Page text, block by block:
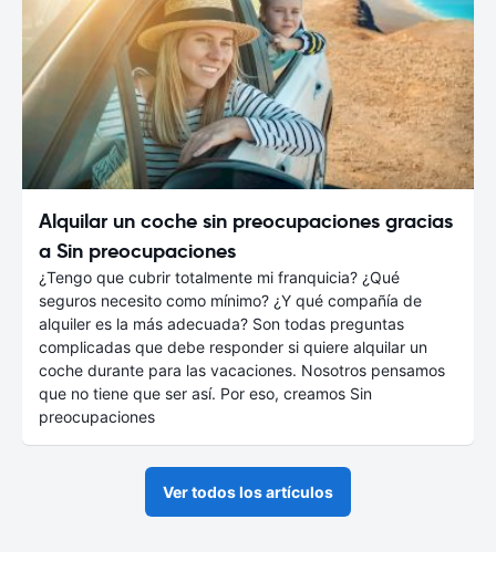
Alquilar un coche sin preocupaciones gracias
a Sin preocupaciones
¿Tengo que cubrir totalmente mi franquicia? ¿Qué
seguros necesito como mínimo? ¿Y qué compañía de
alquiler es la más adecuada? Son todas preguntas
complicadas que debe responder si quiere alquilar un
coche durante para las vacaciones. Nosotros pensamos
que no tiene que ser así. Por eso, creamos Sin
preocupaciones
Ver todos los artículos